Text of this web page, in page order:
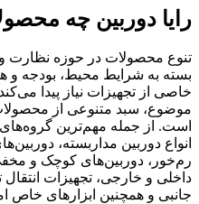
رایا دوربین چه
تنوع محصولات در حوزه نظارت و
بسته به شرایط محیط، بودجه و
خاصی از تجهیزات نیاز پیدا
موضوع، سبد متنوعی از محصولات
است. از جمله مهم‌ترین
انواع دوربین مداربسته،
رم‌خور، دوربین‌های کوچک و
داخلی و خارجی، تجهیزات
جانبی و همچنین ابزارهای خاص